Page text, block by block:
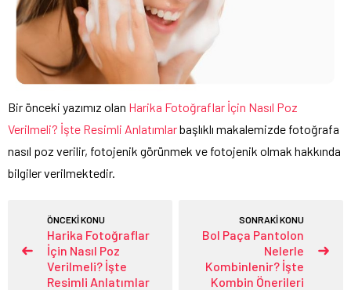
Bir önceki yazımız olan Harika Fotoğraflar İçin Nasıl Poz
Verilmeli? İşte Resimli Anlatımlarbaşlıklı makalemizde fotoğrafa
nasıl poz verilir, fotojenik görünmek ve fotojenik olmak hakkında
bilgiler verilmektedir.
ÖNCEKİ KONU
Harika Fotoğraflar
İçin Nasıl Poz
Verilmeli? İşte
Resimli Anlatımlar
SONRAKİ KONU
Bol Paça Pantolon
Nelerle
Kombinlenir? İşte
Kombin Önerileri